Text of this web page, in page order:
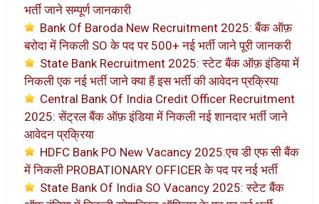
भर्ती जाने सम्पूर्ण जानकारी
Bank Of Baroda New Recruitment 2025: बैंक ऑफ़
बरोदा में निकली SO के पद पर 500+ नई भर्ती जाने पूरी जानकरी
State Bank Recruitment 2025: स्टेट बैंक ऑफ़ इंडिया में
निकली एक नई भर्ती जाने क्या हैं इस भर्ती की आवेदन प्रक्रिया
Central Bank Of India Credit Officer Recruitment
2025: सेंट्रल बैंक ऑफ़ इंडिया में निकली नई शानदार भर्ती जाने
आवेदन प्रक्रिया
HDFC Bank PO New Vacancy 2025:एच डी एफ सी बैंक
में निकली PROBATIONARY OFFICER के पद पर नई भर्ती
State Bank Of India SO Vacancy 2025: स्टेट बैंक